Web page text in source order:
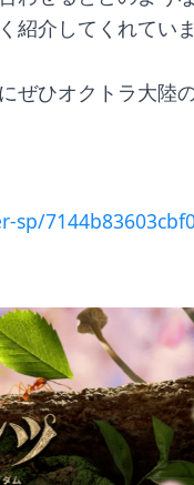
紹介してくれていま
ぜひオクトラ大陸